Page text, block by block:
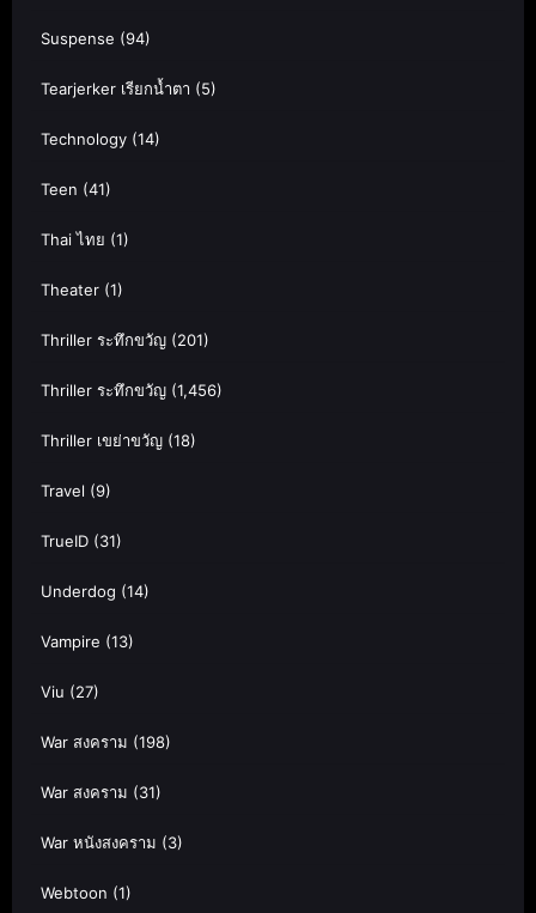
Suspense (94)
Tearjerker เรียกน้ำตา (5)
Technology (14)
Teen (41)
Thai ไทย (1)
Theater (1)
Thriller ระทึกขวัญ (201)
Thriller ระทึกขวัญ (1,456)
Thriller เขย่าขวัญ (18)
Travel (9)
TrueID (31)
Underdog (14)
Vampire (13)
Viu (27)
War สงคราม (198)
War สงคราม (31)
War หนังสงคราม (3)
Webtoon (1)